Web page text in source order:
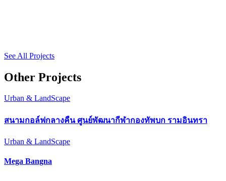
See All Projects
Other Projects
Urban & LandScape
สนามกอล์ฟกลางคืน ศูนย์พัฒนากีฬากองทัพบก รามอินทรา
Urban & LandScape
Mega Bangna